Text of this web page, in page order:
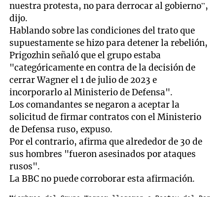
nuestra protesta, no para derrocar al gobierno”,
dijo.
Hablando sobre las condiciones del trato que
supuestamente se hizo para detener la rebelión,
Prigozhin señaló que el grupo estaba
"categóricamente en contra de la decisión de
cerrar Wagner el 1 de julio de 2023 e
incorporarlo al Ministerio de Defensa".
Los comandantes se negaron a aceptar la
solicitud de firmar contratos con el Ministerio
de Defensa ruso, expuso.
Por el contrario, afirma que alrededor de 30 de
sus hombres "fueron asesinados por ataques
rusos".
La BBC no puede corroborar esta afirmación.